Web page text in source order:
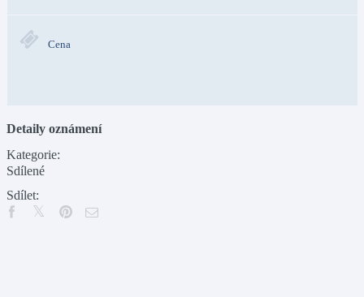
Cena
Detaily oznámení
Kategorie:
Sdílené
Sdílet: